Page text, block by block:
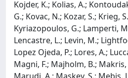
Kojder, K.; Kolias, A.;
G.; Kovac, N.; Kozar, S.; Krieg,
Kyriazopoulos, G.; Lamperti,
Lencastre, L.; Levin, M.;
Lopez Ojeda, P.; Lores, A.;
Magni, F.; Majholm, B.;